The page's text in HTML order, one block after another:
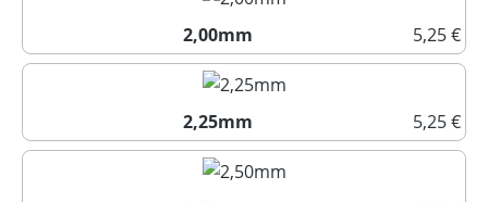
2,00mm
5,25 €
2,00mm
2,25mm
5,25 €
2,25mm